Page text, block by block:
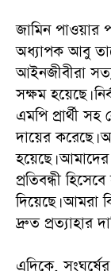
‎জামিন পাওয়ার
অধ্যাপক আবু
আইনজীবীরা
সক্ষম হয়েছে।
এমপি প্রার্থী
দায়ের করেছে।
হয়েছে।
প্রতিবন্ধী
দিয়েছে। আমরা
দ্রুত প্রত্যাহার
‎এদিকে,